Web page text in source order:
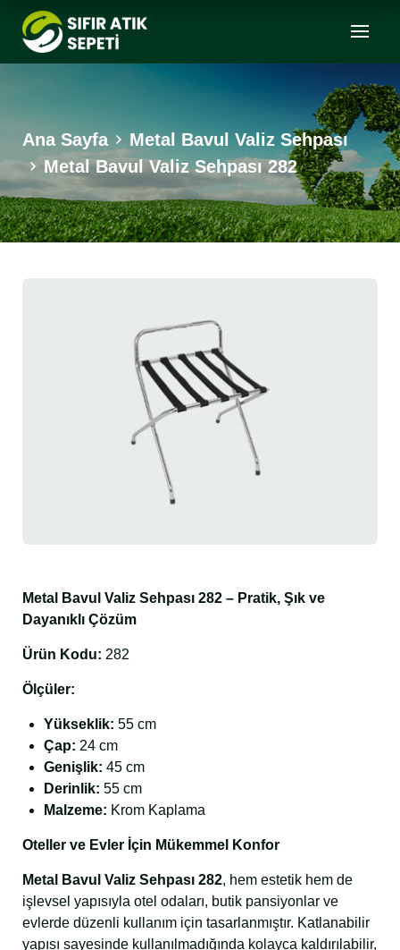
Ana Sayfa
Metal Bavul Valiz Sehpası
Metal Bavul Valiz Sehpası 282
Metal Bavul Valiz Sehpası 282 – Pratik, Şık ve
Dayanıklı Çözüm
Ürün Kodu: 282
Ölçüler:
Yükseklik: 55 cm
Çap: 24 cm
Genişlik: 45 cm
Derinlik: 55 cm
Malzeme: Krom Kaplama
Oteller ve Evler İçin Mükemmel Konfor
Metal Bavul Valiz Sehpası 282, hem estetik hem de
işlevsel yapısıyla otel odaları, butik pansiyonlar ve
evlerde düzenli kullanım için tasarlanmıştır. Katlanabilir
yapısı sayesinde kullanılmadığında kolayca kaldırılabilir,